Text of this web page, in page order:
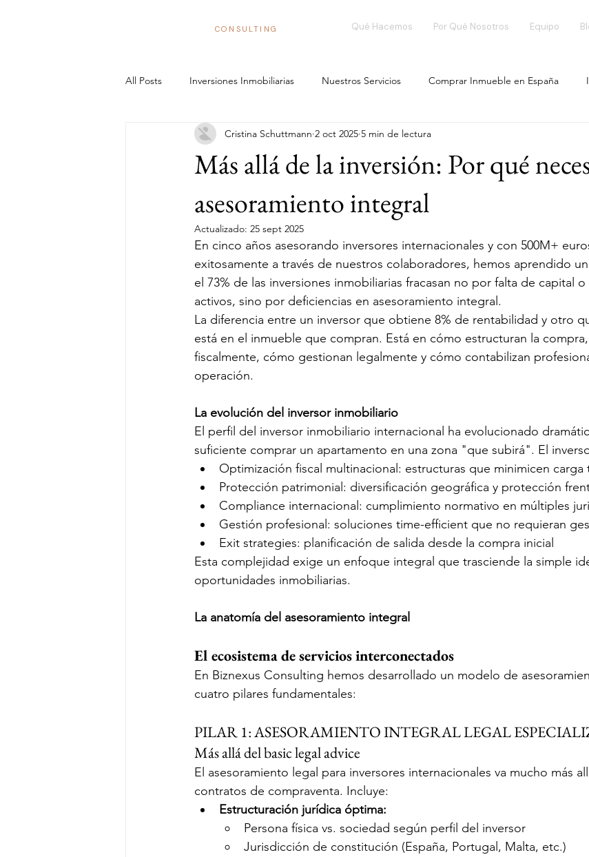
CONSULTING Qué Hacemos Por Qué Nosotros Equipo
All Posts Inversiones Inmobiliarias Nuestros Servicios Comprar Inmueble en España
Invertir en Centro de Datos Crowdfunding Immobiliario
Retail en España Calcular rentabilidad real blockchain Golden Visa Fondos
Invierte en Europa Estructura tu inversion Diversificación geográfica
Más allá de la inversión: Por qué
asesoramiento integral
Cristina Schuttmann 2 oct 2025 5 min de lectura
Actualizado: 25 sept 2025
En cinco años asesorando inversores internacionales y con 500M+
exitosamente a través de nuestros colaboradores, hemos aprendido
el 73% de las inversiones inmobiliarias fracasan no por falta de capital
activos, sino por deficiencias en asesoramiento integral.
La diferencia entre un inversor que obtiene 8% de rentabilidad y otro
está en el inmueble que compran. Está en cómo estructuran la
fiscalmente, cómo gestionan legalmente y cómo contabilizan
operación.
La evolución del inversor inmobiliario
El perfil del inversor inmobiliario internacional ha evolucionado
suficiente comprar un apartamento en una zona "que subirá". El
Optimización fiscal multinacional: estructuras que minimicen carga
Protección patrimonial: diversificación geográfica y protección
Compliance internacional: cumplimiento normativo en múltiples
Gestión profesional: soluciones time-efficient que no requieran
Exit strategies: planificación de salida desde la compra inicial
Esta complejidad exige un enfoque integral que trasciende la simple
oportunidades inmobiliarias.
La anatomía del asesoramiento integral
El ecosistema de servicios interconectados
En Biznexus Consulting hemos desarrollado un modelo de
cuatro pilares fundamentales:
PILAR 1: ASESORAMIENTO INTEGRAL LEGAL
Más allá del basic legal advice
El asesoramiento legal para inversores internacionales va mucho más
contratos de compraventa. Incluye:
Estructuración jurídica óptima:
Persona física vs. sociedad según perfil del inversor
Jurisdicción de constitución (España, Portugal, Malta, etc.)